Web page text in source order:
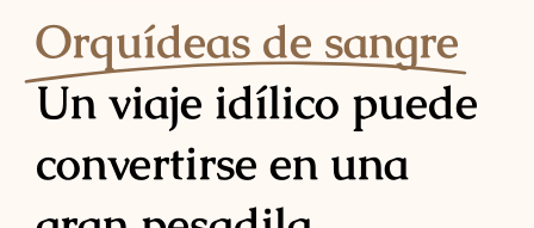
Orquídeas de sangre
Un viaje idílico puede
convertirse en una